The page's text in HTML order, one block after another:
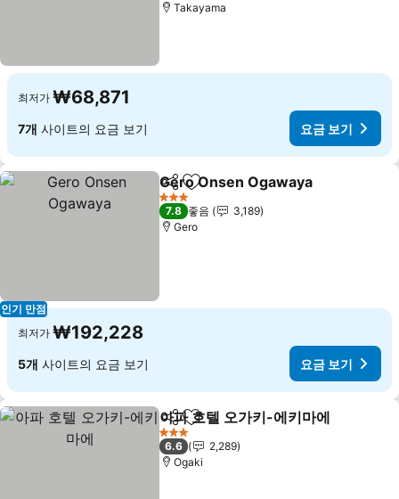
Takayama
최저가 ₩68,871
7개 사이트의 요금 보기 요금 보기
인기 만점
공유 즐겨찾기에 추가
Gero Onsen Ogawaya
3 성급
7.8 좋음
3,189
Gero
최저가 ₩192,228
5개 사이트의 요금 보기 요금 보기
공유 즐겨찾기에 추가
아파 호텔 오가키-에키마에
3 성급
6.6
2,289
Ogaki